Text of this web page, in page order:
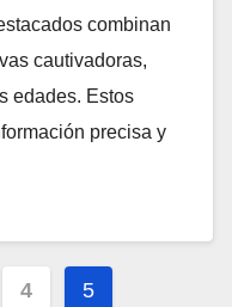
combinan
cautivadoras,
edades. Estos
precisa y
4 5